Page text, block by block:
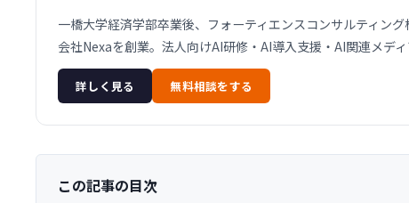
一橋大学経済学部卒業後、フォーティエンスコンサルティン
会社Nexaを創業。法人向けAI研修・AI導入支援・AI関連メディ
詳しく見る 無料相談をする
この記事の目次